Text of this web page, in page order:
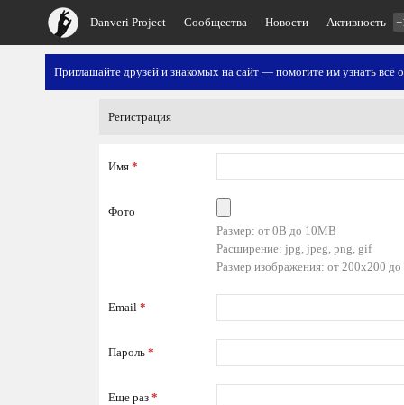
Danveri Project Сообщества Новости Активность
Приглашайте друзей и знакомых на сайт — помогите им узнать всё
Регистрация
Имя *
Фото
Размер: от 0B до 10MB
Расширение: jpg, jpeg, png, gif
Размер изображения: от 200x200
Email *
Пароль *
Еще раз *